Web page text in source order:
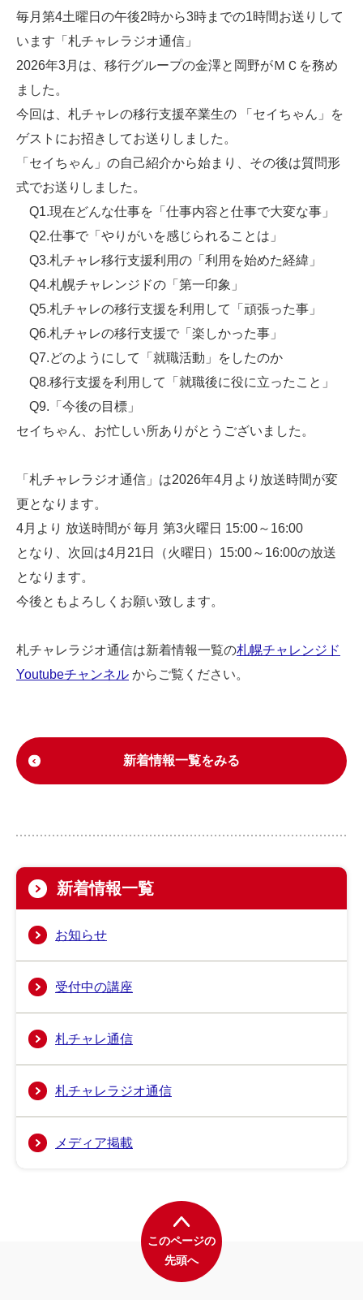
毎月第4土曜日の午後2時から3時までの1時間お送りして
います「札チャレラジオ通信」
2026年3月は、移行グループの金澤と岡野がＭＣを務め
ました。
今回は、札チャレの移行支援卒業生の 「セイちゃん」を
ゲストにお招きしてお送りしました。
「セイちゃん」の自己紹介から始まり、その後は質問形
式でお送りしました。
Q1.現在どんな仕事を「仕事内容と仕事で大変な事」
Q2.仕事で「やりがいを感じられることは」
Q3.札チャレ移行支援利用の「利用を始めた経緯」
Q4.札幌チャレンジドの「第一印象」
Q5.札チャレの移行支援を利用して「頑張った事」
Q6.札チャレの移行支援で「楽しかった事」
Q7.どのようにして「就職活動」をしたのか
Q8.移行支援を利用して「就職後に役に立ったこと」
Q9.「今後の目標」
セイちゃん、お忙しい所ありがとうございました。
「札チャレラジオ通信」は2026年4月より放送時間が変
更となります。
4月より 放送時間が 毎月 第3火曜日 15:00～16:00
となり、次回は4月21日（火曜日）15:00～16:00の放送
となります。
今後ともよろしくお願い致します。
札チャレラジオ通信は新着情報一覧の札幌チャレンジド
Youtubeチャンネル からご覧ください。
新着情報一覧をみる
新着情報一覧
お知らせ
受付中の講座
札チャレ通信
札チャレラジオ通信
メディア掲載
このページの
先頭へ